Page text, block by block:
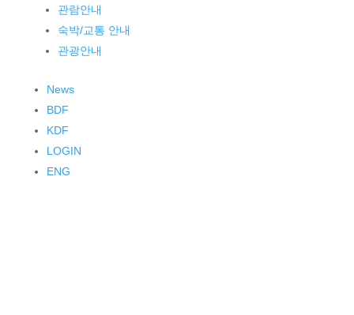
관람안내
숙박/교통 안내
관광안내
News
BDF
KDF
LOGIN
ENG